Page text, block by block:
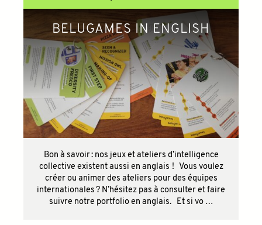
BELUGAMES IN ENGLISH
Bon à savoir : nos jeux et ateliers d’intelligence
collective existent aussi en anglais ! Vous voulez
créer ou animer des ateliers pour des équipes
internationales ? N’hésitez pas à consulter et faire
suivre notre portfolio en anglais. Et si vo …